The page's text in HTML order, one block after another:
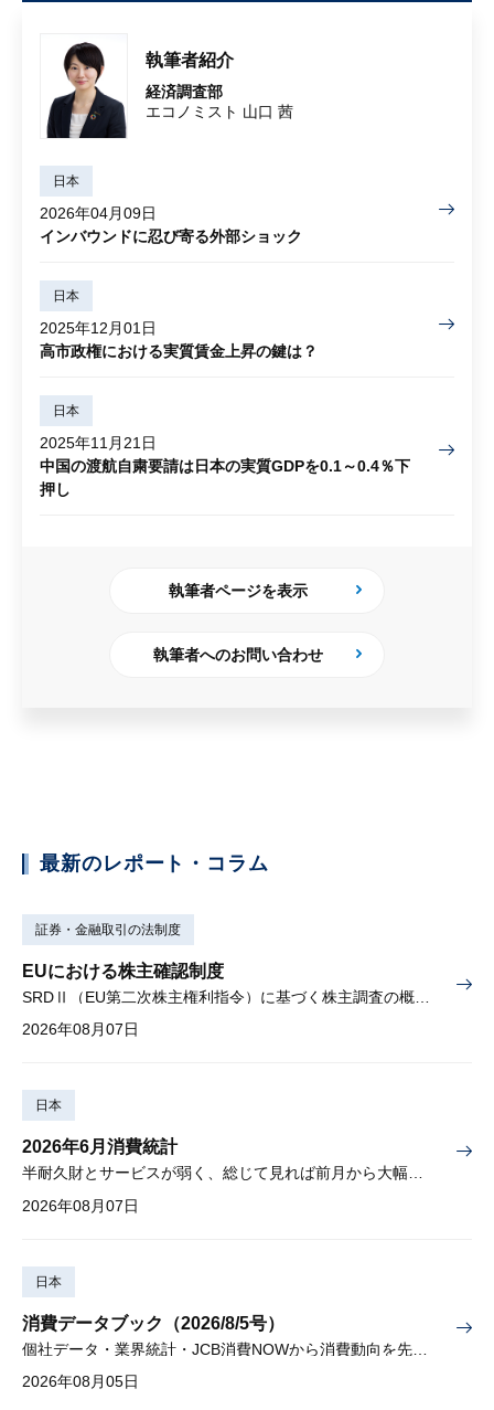
執筆者紹介
経済調査部
エコノミスト 山口 茜
日本
2026年04月09日
インバウンドに忍び寄る外部ショック
日本
2025年12月01日
高市政権における実質賃金上昇の鍵は？
日本
2025年11月21日
中国の渡航自粛要請は日本の実質GDPを0.1～0.4％下
押し
執筆者ページを表示
執筆者へのお問い合わせ
最新のレポート・コラム
証券・金融取引の法制度
EUにおける株主確認制度
2026年08月07日
日本
2026年6月消費統計
半耐久財とサービスが弱く、総じて見れば前月から大幅に減少
2026年08月07日
日本
消費データブック（2026/8/5号）
2026年08月05日